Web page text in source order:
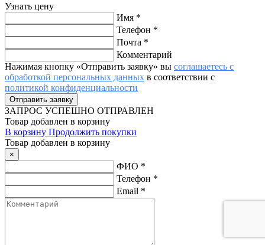
Узнать цену
Имя *
Телефон *
Почта *
Комментарий
Нажимая кнопку «Отправить заявку» вы соглашаетесь с
обработкой персональных данных в соответствии с
политикой конфиденциальности
ЗАПРОС УСПЕШНО ОТПРАВЛЕН
Товар добавлен в корзину
В корзину Продолжить покупки
Товар добавлен в корзину
×
ФИО *
Телефон *
Email *